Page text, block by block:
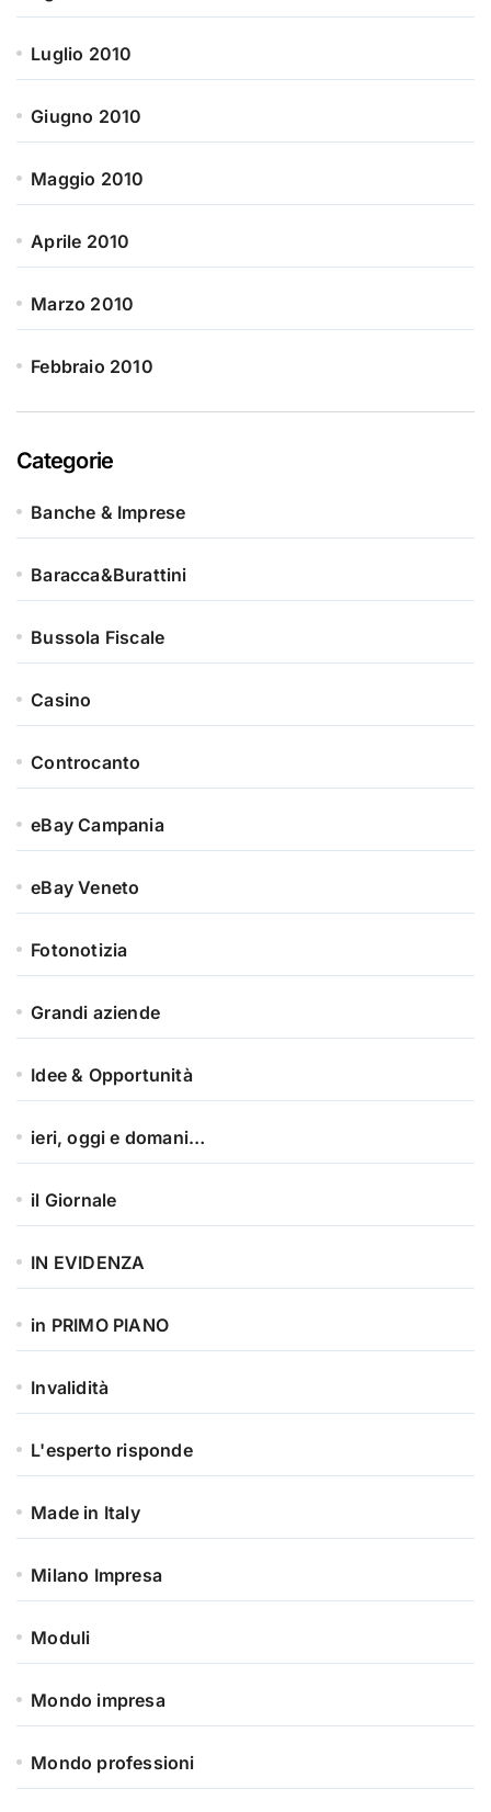
Luglio 2010
Giugno 2010
Maggio 2010
Aprile 2010
Marzo 2010
Febbraio 2010
Categorie
Banche & Imprese
Baracca&Burattini
Bussola Fiscale
Casino
Controcanto
eBay Campania
eBay Veneto
Fotonotizia
Grandi aziende
Idee & Opportunità
ieri, oggi e domani…
il Giornale
IN EVIDENZA
in PRIMO PIANO
Invalidità
L'esperto risponde
Made in Italy
Milano Impresa
Moduli
Mondo impresa
Mondo professioni